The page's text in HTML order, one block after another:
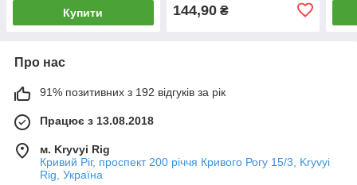
Купити 144,90₴
Про нас
91% позитивних з 192 відгуків за рік
Працює з 13.08.2018
м. Kryvyi Rig
Кривий Ріг, проспект 200 річчя Кривого Рогу 15/3, Kryvyi
Rig, Україна